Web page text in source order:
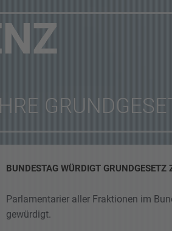
BUNDESTAG WÜRDIGT
Parlamentarier aller Fraktionen im
gewürdigt.